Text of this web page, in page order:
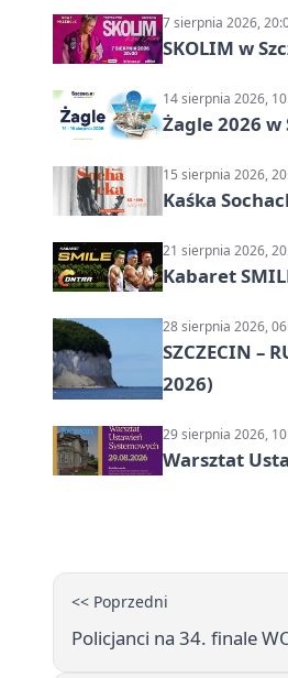
7 sierpnia 2026,
SKOLIM w
14 sierpnia 2026,
Żagle 2026
15 sierpnia 2026,
Kaśka
21 sierpnia 2026,
Kabaret
28 sierpnia 2026,
SZCZECIN –
2026)
29 sierpnia 2026,
Warsztat
<< Poprzedni
Policjanci na 34. finale